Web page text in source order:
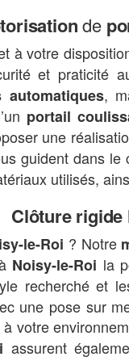
de
à votre
et praticité
automatiques,
portail
une
guident dans le
utilisés,
Clôture rigide
le-Roi ? Notre
Noisy-le-Roi la
recherché et
une pose sur
votre
assurent